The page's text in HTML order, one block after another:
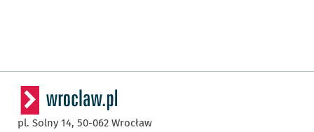
pl. Solny 14, 50-062 Wrocław